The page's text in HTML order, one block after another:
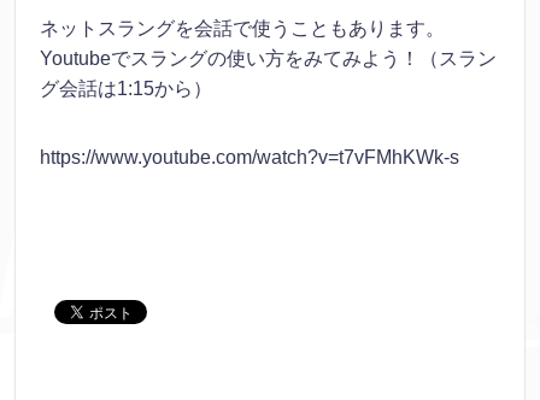
ネットスラングを会話で使うこともあります。
Youtubeでスラングの使い方をみてみよう！（スラン
グ会話は1:15から）
https://www.youtube.com/watch?v=t7vFMhKWk-s